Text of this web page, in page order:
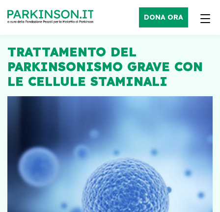
DONA ORA
TRATTAMENTO DEL
PARKINSONISMO GRAVE CON
LE CELLULE STAMINALI